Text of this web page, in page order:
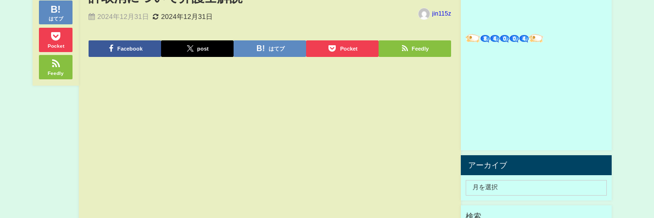
はてブ
Pocket
Feedly
2024年12月31日 2024年12月31日 jin115z
Facebook post はてブ Pocket Feedly
アーカイブ
検索